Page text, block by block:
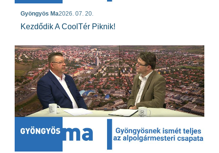
Gyöngyös Ma2026. 07. 20.
Kezdődik A CoolTér Piknik!